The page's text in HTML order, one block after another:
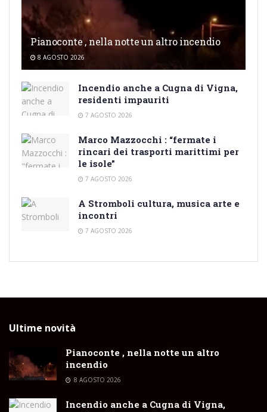
Pianoconte , nella notte un altro incendio
8 AGOSTO 2026
Incendio anche a Cugna di Vigna,
residenti impauriti
7 AGOSTO 2026
Marco Mazzocchi : “fermate i
rincari dei trasporti marittimi per
le isole”
7 AGOSTO 2026
A Stromboli cultura, musica arte e
incontri
7 AGOSTO 2026
Ultime novità
Pianoconte , nella notte un altro
incendio
8 AGOSTO 2026
Incendio anche a Cugna di Vigna,